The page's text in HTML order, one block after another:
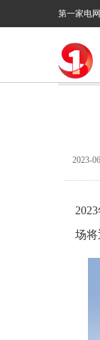
第一家电网
2023-
场将